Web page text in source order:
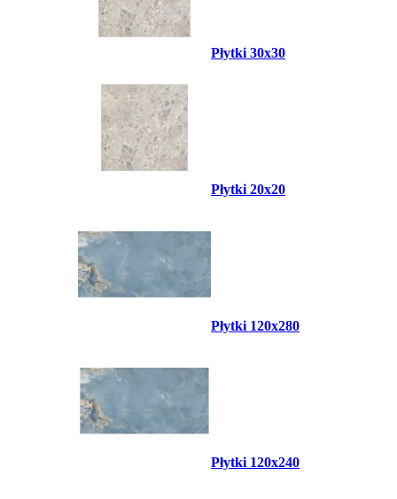
Płytki 30x30
Płytki 20x20
Płytki 120x280
Płytki 120x240